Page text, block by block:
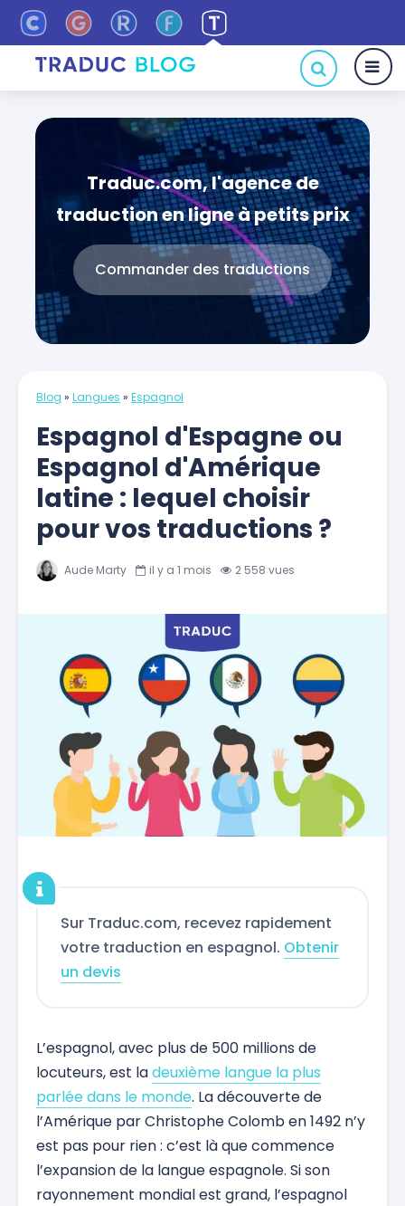
Traduc.com, l'agence de
traduction en ligne à petits prix
Commander des traductions
Blog » Langues » Espagnol
Espagnol d'Espagne ou
Espagnol d'Amérique
latine : lequel choisir
pour vos traductions ?
Aude Marty il y a 1 mois 2 558 vues
Sur Traduc.com, recevez rapidement
votre traduction en espagnol. Obtenir
un devis
L’espagnol, avec plus de 500 millions de
locuteurs, est ladeuxième langue la plus
parlée dans le monde. La découverte de
l’Amérique par Christophe Colomb en 1492 n’y
est pas pour rien : c’est là que commence
l’expansion de la langue espagnole. Si son
rayonnement mondial est grand, l’espagnol